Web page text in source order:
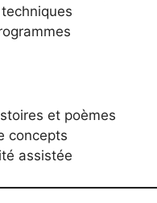
et poèmes
concepts
assistée